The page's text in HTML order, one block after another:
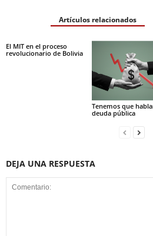
Artículos relacionados
El MIT en el proceso
revolucionario de Bolivia
Tenemos que
deuda pública
DEJA UNA RESPUESTA